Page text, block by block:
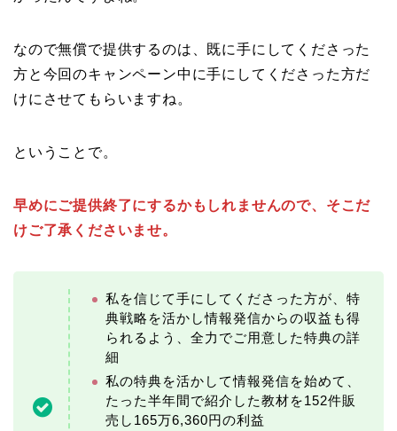
なので無償で提供するのは、既に手にしてくださった
方と今回のキャンペーン中に手にしてくださった方だ
けにさせてもらいますね。
ということで。
早めにご提供終了にするかもしれませんので、そこだ
けご了承くださいませ。
私を信じて手にしてくださった方が、特
典戦略を活かし情報発信からの収益も得
られるよう、全力でご用意した特典の詳
細
私の特典を活かして情報発信を始めて、
たった半年間で紹介した教材を152件販
売し165万6,360円の利益